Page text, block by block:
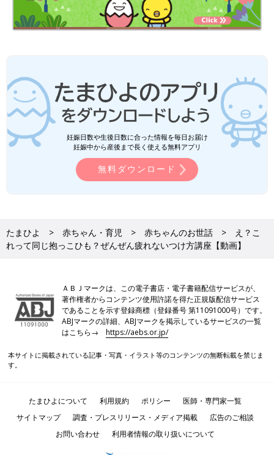
妊娠日数や生後日数に合った情報を毎日お届け
妊娠中から産後まで長く使える無料アプリ
無料ダウンロード
たまひよ 赤ちゃん・育児 赤ちゃんのお世話
え？こ
れって同じ抱っこひも？ぜんぜん疲れないつけ方講座【動画】
ＡＢＪマークは、この電子書店・電子書籍配信サービスが、
著作権者からコンテンツ使用許諾を得た正規版配信サービス
であることを示す登録商標（登録番号 第11091000号）です。
ABJマークの詳細、ABJマークを掲示しているサービスの一覧
はこちら→https://aebs.or.jp/
本サイトに掲載されている記事・写真・イラスト等のコンテンツの無断転載を禁じま
す。
たまひよについて 利用規約 ポリシー
医師・専門家一覧
サイトマップ
調査・プレスリリース・メディア掲載
広告のご相談
お問い合わせ
利用者情報の取り扱いについて